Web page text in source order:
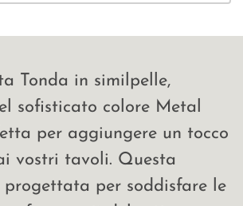
Tonda in similpelle,
sofisticato colore Metal
per aggiungere un tocco
vostri tavoli. Questa
per soddisfare le